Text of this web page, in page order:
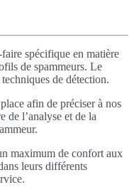
spécifique en matière
de spammeurs. Le
de détection.
afin de préciser à nos
de l’analyse et de la
maximum de confort aux
leurs différents